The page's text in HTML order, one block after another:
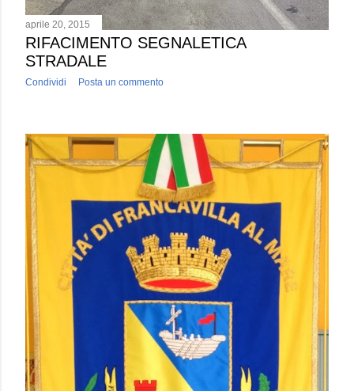
aprile 20, 2015
RIFACIMENTO SEGNALETICA
STRADALE
Condividi Posta un commento